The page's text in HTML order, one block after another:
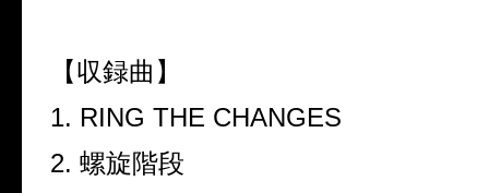
【収録曲】
1. RING THE CHANGES
2. 螺旋階段